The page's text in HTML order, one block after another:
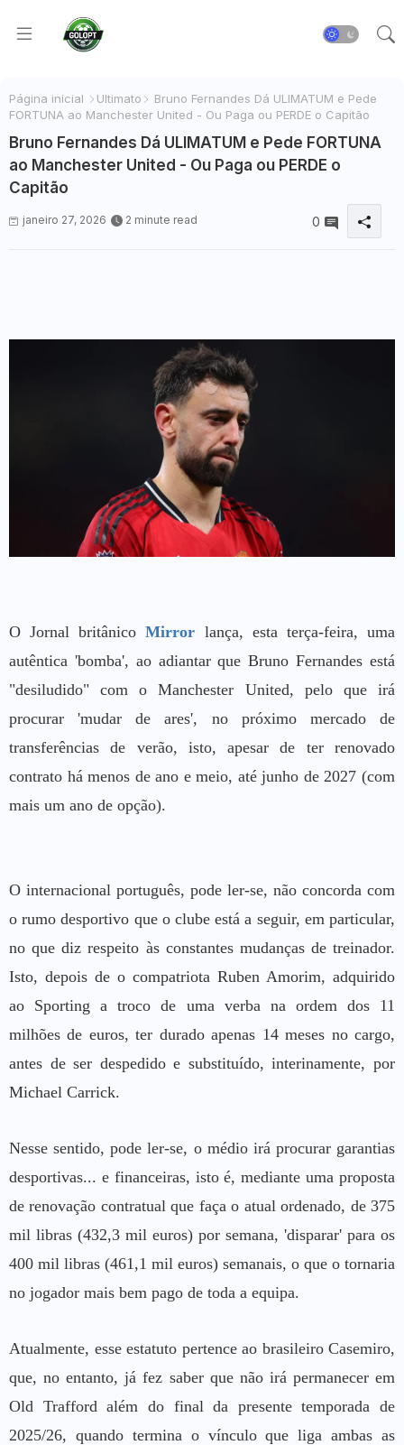
Página inicial Ultimato
Bruno Fernandes Dá ULIMATUM e Pede
FORTUNA ao Manchester United - Ou Paga ou PERDE o Capitão
Bruno Fernandes Dá ULIMATUM e Pede FORTUNA
ao Manchester United - Ou Paga ou PERDE o
Capitão
janeiro 27, 2026 2 minute read 0
O Jornal britânicoMirror lança, esta terça-feira, uma
autêntica 'bomba', ao adiantar que Bruno Fernandes está
"desiludido" com o Manchester United, pelo que irá
procurar 'mudar de ares', no próximo mercado de
transferências de verão, isto, apesar de ter renovado
contrato há menos de ano e meio, até junho de 2027 (com
mais um ano de opção).
O internacional português, pode ler-se, não concorda com
o rumo desportivo que o clube está a seguir, em particular,
no que diz respeito às constantes mudanças de treinador.
Isto, depois de o compatriota Ruben Amorim, adquirido
ao Sporting a troco de uma verba na ordem dos 11
milhões de euros, ter durado apenas 14 meses no cargo,
antes de ser despedido e substituído, interinamente, por
Michael Carrick.
Nesse sentido, pode ler-se, o médio irá procurar garantias
desportivas... e financeiras, isto é, mediante uma proposta
de renovação contratual que faça o atual ordenado, de 375
mil libras (432,3 mil euros) por semana, 'disparar' para os
400 mil libras (461,1 mil euros) semanais, o que o tornaria
no jogador mais bem pago de toda a equipa.
Atualmente, esse estatuto pertence ao brasileiro Casemiro,
que, no entanto, já fez saber que não irá permanecer em
Old Trafford além do final da presente temporada de
2025/26, quando termina o vínculo que liga ambas as